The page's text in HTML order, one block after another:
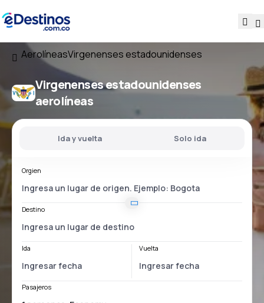
AerolíneasVirgenenses estadounidenses
Virgenenses estadounidenses
aerolíneas
Ida y vuelta Solo ida
Orgien
Destino
Ida Vuelta
Pasajeros